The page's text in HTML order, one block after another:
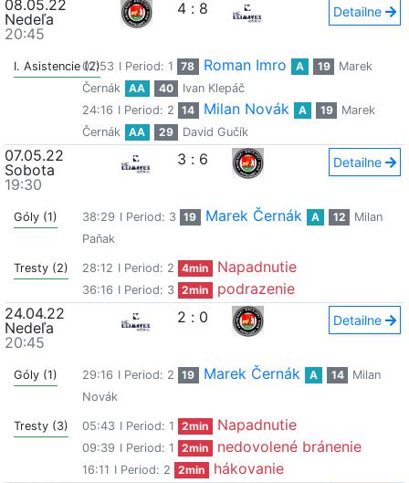
08.05.22
Nedeľa
20:45
4 : 8 Detailne
I. Asistencie (2)07:53 I Period: 1 78 Roman Imro A 19
Marek
Černák
AA 40
Ivan Klepáč
24:16 I Period: 2 14 Milan Novák A 19
Marek
Černák
AA 29 David Gučík
07.05.22
Sobota
19:30
3 : 6 Detailne
Góly (1) 38:29 I Period: 3 19 Marek Černák A 12
Milan
Paňak
Tresty (2) 28:12 I Period: 2 4min Napadnutie
36:16 I Period: 3 2min
podrazenie
24.04.22
Nedeľa
20:45
2 : 0 Detailne
Góly (1) 29:16 I Period: 2 19 Marek Černák A 14
Milan
Novák
Tresty (3) 05:43 I Period: 1 2min Napadnutie
09:39 I Period: 1 2min nedovolené bránenie
16:11 I Period: 2 2min
hákovanie